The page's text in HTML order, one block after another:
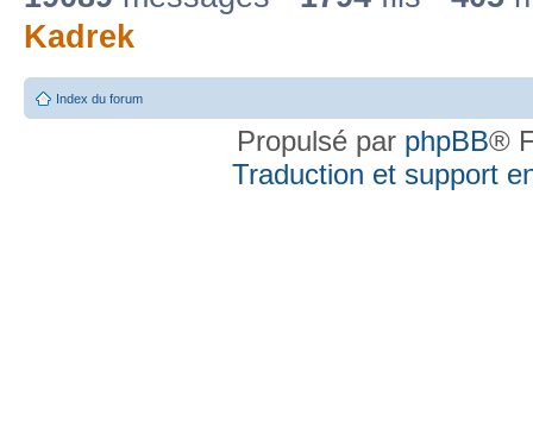
Kadrek
Index du forum
Propulsé par phpBB®
Traduction et support